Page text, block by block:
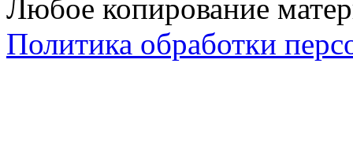
Любое копирование
Политика обработки